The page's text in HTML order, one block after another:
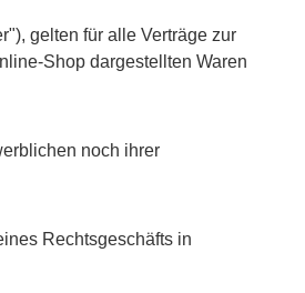
gelten für alle Verträge zur
Shop dargestellten Waren
noch ihrer
Rechtsgeschäfts in